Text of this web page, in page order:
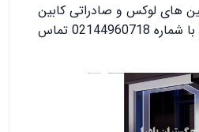
های لوکس و صادراتی کابین
پلاس با دفتر فروش پادرا با شماره 02144960718 تماس